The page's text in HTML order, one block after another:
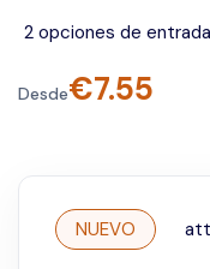
2 opciones de
Desde€7.55
NUEVO